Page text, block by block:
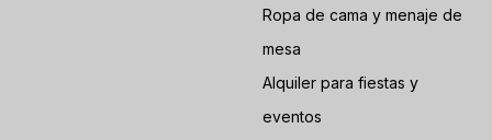
Ropa de cama y menaje de
mesa
Alquiler para fiestas y
eventos